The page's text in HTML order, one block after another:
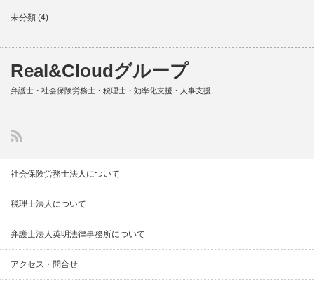
未分類 (4)
Real&Cloudグループ
弁護士・社会保険労務士・税理士・効率化支援・人事支援
社会保険労務士法人について
税理士法人について
弁護士法人英明法律事務所について
アクセス・問合せ